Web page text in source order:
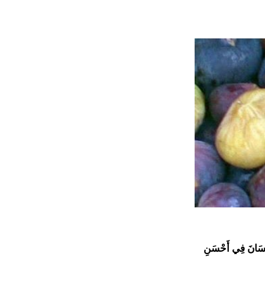
الْبَلَدِ الْأَمِينِ {3} لَقَدْ خَلَقْنَا الْإِنسَانَ فِي أَحْسَنِ